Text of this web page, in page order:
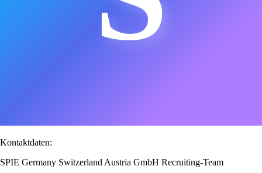
Kontaktdaten:
SPIE Germany Switzerland Austria GmbH Recruiting-Team